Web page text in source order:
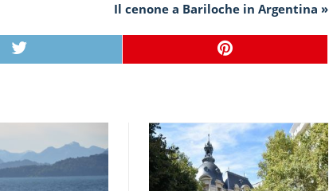
Il cenone a Bariloche in Argentina »